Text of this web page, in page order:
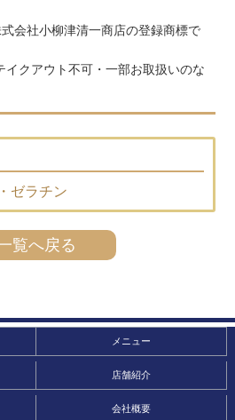
会社小柳津清一商店の登録商標で
クアウト不可・一部お取扱いのな
ゼラチン
覧へ戻る
メニュー
店舗紹介
会社概要